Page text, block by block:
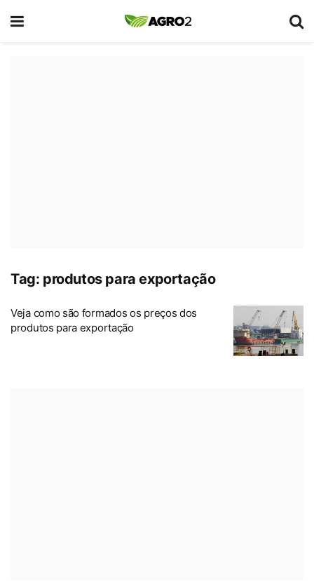
Tag: produtos para exportação
Veja como são formados os preços dos
produtos para exportação